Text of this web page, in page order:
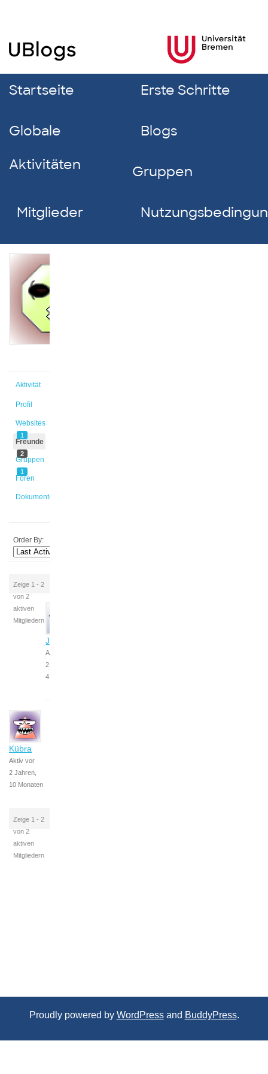
Startseite Erste Schritte
Globale
Aktivitäten
Blogs
Gruppen
Mitglieder
Aktivität
Profil
Websites
1
Freunde
2
Gruppen
1
Foren
Dokumente
Order By:
Zeige 1 - 2
von 2
aktiven
Mitgliedern
Julia
Aktiv vor
2 Jahren,
4 Monaten
Kübra
Aktiv vor
2 Jahren,
10 Monaten
Zeige 1 - 2
von 2
aktiven
Mitgliedern
Proudly powered by WordPressand BuddyPress.